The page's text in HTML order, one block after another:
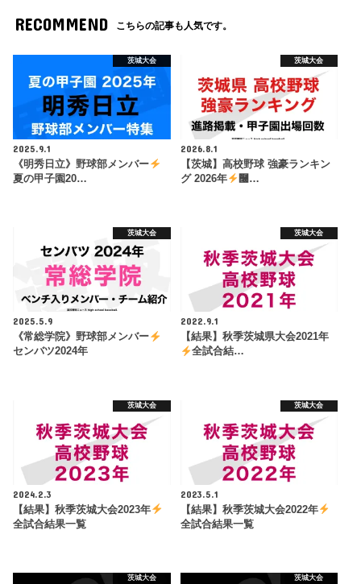
RECOMMEND こちらの記事も人気です。
茨城大会
2025.9.1
《明秀日立》野球部メンバー
夏の甲子園20…
茨城大会
2026.8.1
【茨城】高校野球 強豪ランキン
グ 2026年
࿠…
茨城大会
2025.5.9
《常総学院》野球部メンバー
センバツ2024年
茨城大会
2022.9.1
【結果】秋季茨城県大会2021年
全試合結…
茨城大会
2024.2.3
【結果】秋季茨城大会2023年
全試合結果一覧
茨城大会
2023.5.1
【結果】秋季茨城大会2022年
全試合結果一覧
茨城大会 茨城大会